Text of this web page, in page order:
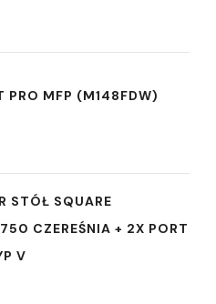
PRO MFP (M148FDW)
STÓŁ SQUARE
CZEREŚNIA + 2X PORT
V